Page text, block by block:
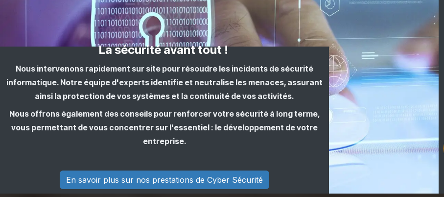
La sécurité avant tout !
Nous intervenons rapidement sur site pour résoudre les incidents de sécurité
informatique. Notre équipe d'experts identifie et neutralise les menaces, assurant
ainsi la protection de vos systèmes et la continuité de vos activités.
Nous offrons également des conseils pour renforcer votre sécurité à long terme,
vous permettant de vous concentrer sur l'essentiel : le développement de votre
entreprise.
En savoir plus sur nos prestations de Cyber Sécurité